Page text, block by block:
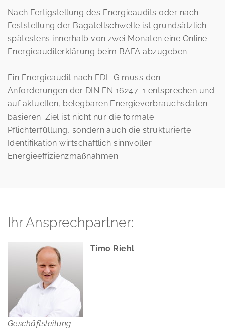
Nach Fertigstellung des Energieaudits oder nach
Feststellung der Bagatellschwelle ist grundsätzlich
spätestens innerhalb von zwei Monaten eine Online-
Energieauditerklärung beim BAFA abzugeben.
Ein Energieaudit nach EDL-G muss den
Anforderungen der DIN EN 16247-1 entsprechen und
auf aktuellen, belegbaren Energieverbrauchsdaten
basieren. Ziel ist nicht nur die formale
Pflichterfüllung, sondern auch die strukturierte
Identifikation wirtschaftlich sinnvoller
Energieeffizienzmaßnahmen.
Ihr Ansprechpartner:
Timo Riehl
Geschäftsleitung